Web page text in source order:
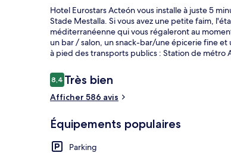
Hotel Eurostars Acteón vous installe à juste 5
Stade Mestalla. Si vous avez une petite faim,
méditerranéenne qui vous régaleront au
un bar / salon, un snack-bar/une épicerie fine
à pied des transports publics : Station de métro
Avis
voyageurs
8,48,4 sur 10
Très bien
Afficher 586 avis
Équipements populaires
Parking